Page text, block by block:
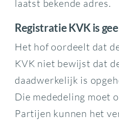
laatst bekende adres.
Registratie KVK is
Het hof oordeelt dat
KVK niet bewijst dat
daadwerkelijk is
Die mededeling moet
Partijen kunnen het